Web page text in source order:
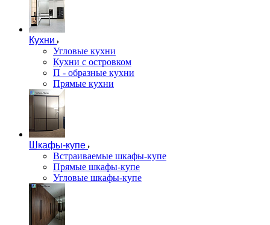
Кухни
Угловые кухни
Кухни с островком
П - образные кухни
Прямые кухни
Шкафы-купе
Встраиваемые шкафы-купе
Прямые шкафы-купе
Угловые шкафы-купе